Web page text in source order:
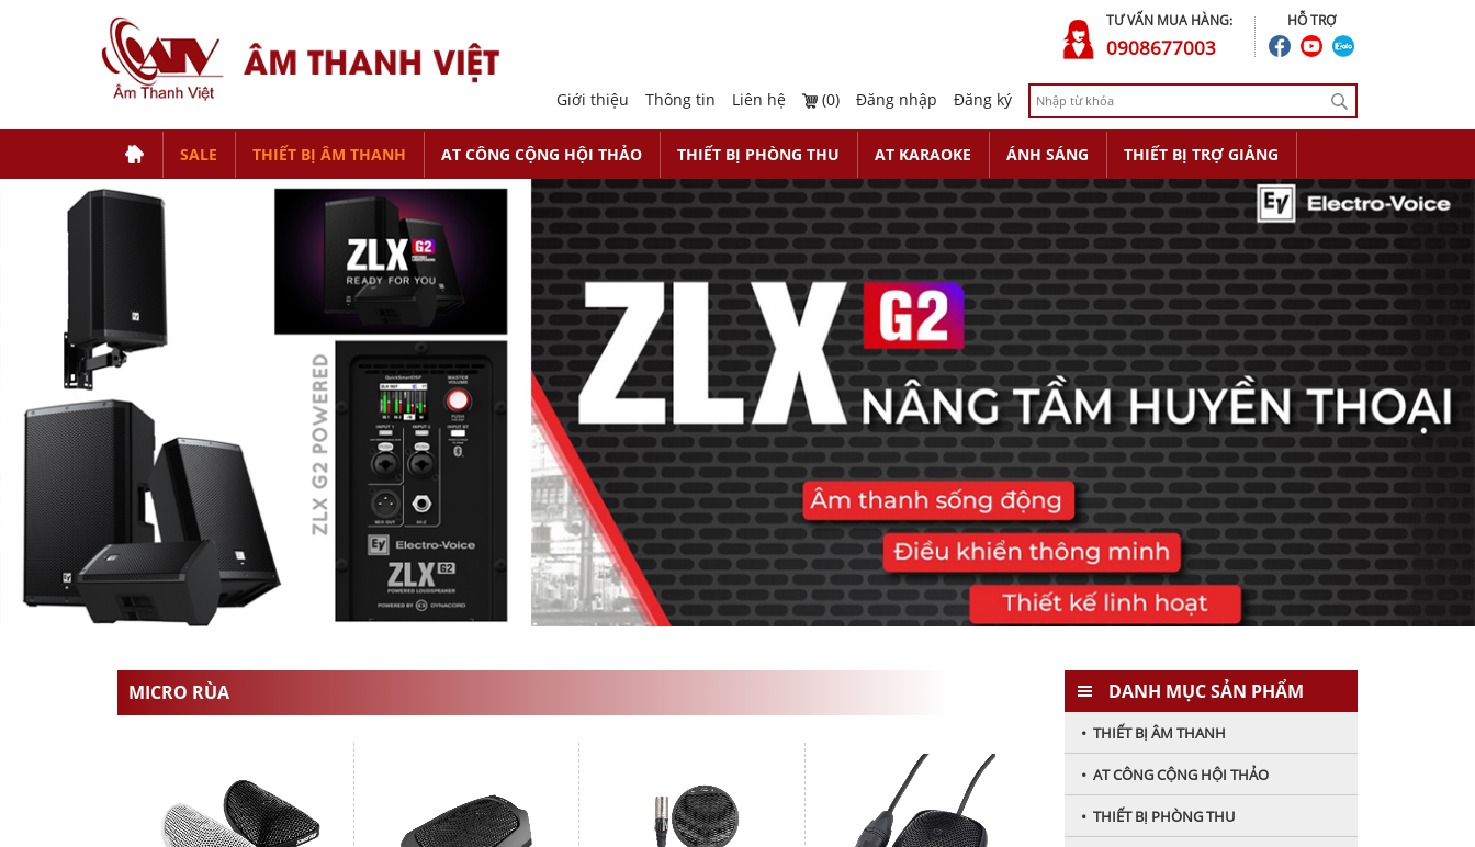
HỖ TRỢ
TƯ VẤN MUA HÀNG:
0908677003
Giới thiệu Thông tin Liên hệ (0) Đăng nhập Đăng ký
SALE THIẾT BỊ ÂM THANH AT CÔNG CỘNG HỘI THẢO THIẾT BỊ PHÒNG THU AT KARAOKE ÁNH SÁNG THIẾT BỊ TRỢ GIẢNG
MICRO RÙA DANH MỤC SẢN PHẨM
• THIẾT BỊ ÂM THANH
• AT CÔNG CỘNG HỘI THẢO
• THIẾT BỊ PHÒNG THU